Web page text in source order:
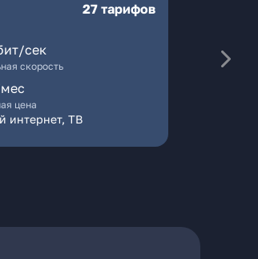
27 тарифов
сек
скорость
цена
интернет, ТВ